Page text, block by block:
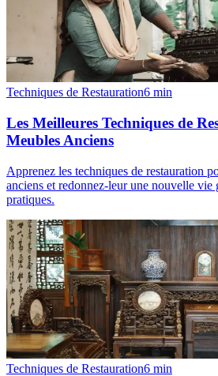
Techniques de Restauration6 min
Les Meilleures Techniques de
Meubles Anciens
Apprenez les techniques de restauration
anciens et redonnez-leur une nouvelle vie
pratiques.
Techniques de Restauration6 min